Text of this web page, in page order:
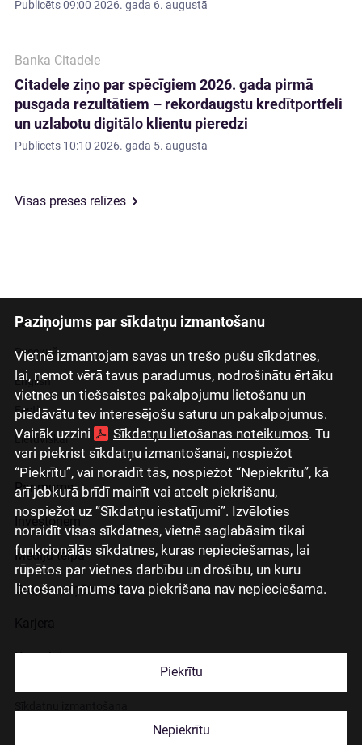
Paziņojums par sīkdatņu izmantošanu
Vietnē izmantojam savas un trešo pušu sīkdatnes,
lai, ņemot vērā tavus paradumus, nodrošinātu ērtāku
vietnes un tiešsaistes pakalpojumu lietošanu un
piedāvātu tev interesējošu saturu un pakalpojumus.
Vairāk uzzini
Sīkdatņu lietošanas noteikumos. Tu
vari piekrist sīkdatņu izmantošanai, nospiežot
“Piekrītu”, vai noraidīt tās, nospiežot “Nepiekrītu”, kā
arī jebkurā brīdī mainīt vai atcelt piekrišanu,
nospiežot uz “Sīkdatņu iestatījumi”. Izvēloties
noraidīt visas sīkdatnes, vietnē saglabāsim tikai
funkcionālās sīkdatnes, kuras nepieciešamas, lai
rūpētos par vietnes darbību un drošību, un kuru
lietošanai mums tava piekrišana nav nepieciešama.
Piekrītu
Nepiekrītu
Publicēts09:00 2026. gada 6. augustā
Banka Citadele
Citadele ziņo par spēcīgiem 2026. gada pirmā
pusgada rezultātiem – rekordaugstu kredītportfeli
un uzlabotu digitālo klientu pieredzi
Publicēts 10:10 2026. gada 5. augustā
Visas preses relīzes
Latviski
Русский
English
Eesti
Lietuviškai
Par mums
Investoriem
Mediju telpa
Grupas uzņēmumi
Kontakti